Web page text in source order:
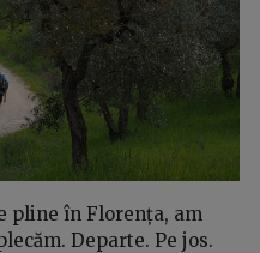
pline în Florența, am
Departe. Pe jos.